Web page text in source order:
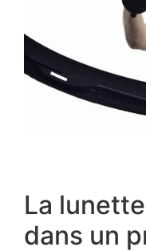
La
dans un